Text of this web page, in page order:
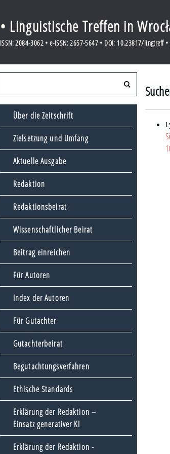
• Linguistische Treffen in
ISSN: 2084-3062 • e-ISSN: 2657-5647 • DOI: 10.23817/lingtreff
Über die Zeitschrift
Zielsetzung und Umfang
Aktuelle Ausgabe
Redaktion
Redaktionsbeirat
Wissenschaftlicher Beirat
Beitrag einreichen
Für Autoren
Index der Autoren
Für Gutachter
Gutachterbeirat
Begutachtungsverfahren
Ethische Standards
Erklärung der Redaktion –
Einsatz generativer KI
Erklärung der Redaktion -